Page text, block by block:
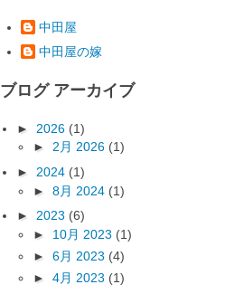
中田屋
中田屋の嫁
ブログ アーカイブ
► 2026 (1)
► 2月 2026 (1)
► 2024 (1)
► 8月 2024 (1)
► 2023 (6)
► 10月 2023 (1)
► 6月 2023 (4)
► 4月 2023 (1)